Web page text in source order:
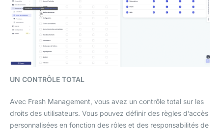
UN CONTRÔLE TOTAL
Avec Fresh Management, vous avez un contrôle total sur les
droits des utilisateurs. Vous pouvez définir des règles d’accès
personnalisées en fonction des rôles et des responsabilités de